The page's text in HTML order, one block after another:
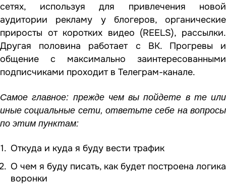
сетях, используя для привлечения новой
аудитории рекламу у блогеров, органические
приросты от коротких видео (REELS), рассылки.
Другая половина работает с ВК. Прогревы и
общение с максимально заинтересованными
подписчиками проходит в Телеграм-канале.
Самое главное: прежде чем вы пойдете в те или
иные социальные сети, ответьте себе на вопросы
по этим пунктам:
Откуда и куда я буду вести трафик
О чем я буду писать, как будет построена логика
воронки